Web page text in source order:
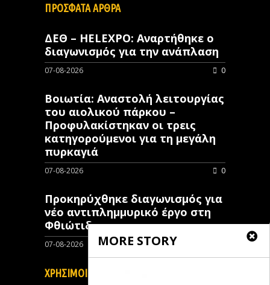
MORE STORY
ΠΡΟΣΦΑΤΑ ΑΡΘΡΑ
ΔΕΘ – HELEXPO: Αναρτήθηκε ο
διαγωνισμός για την ανάπλαση
07-08-2026 0
Βοιωτία: Αναστολή λειτουργίας
του αιολικού πάρκου –
Προφυλακίστηκαν οι τρεις
κατηγορούμενοι για τη μεγάλη
πυρκαγιά
07-08-2026 0
Προκηρύχθηκε διαγωνισμός για
νέo αντιπλημμυρικό έργο στη
Φθιώτιδα
07-08-2026
ΧΡΗΣΙΜΟΙ ΣΥΝΔΕΣΜΟΙ